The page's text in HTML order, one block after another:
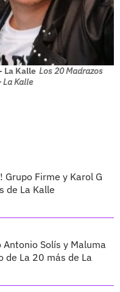
La Kalle Los 20 Madrazos
La Kalle
Grupo Firme y Karol G
de La Kalle
Antonio Solís y Maluma
de La 20 más de La